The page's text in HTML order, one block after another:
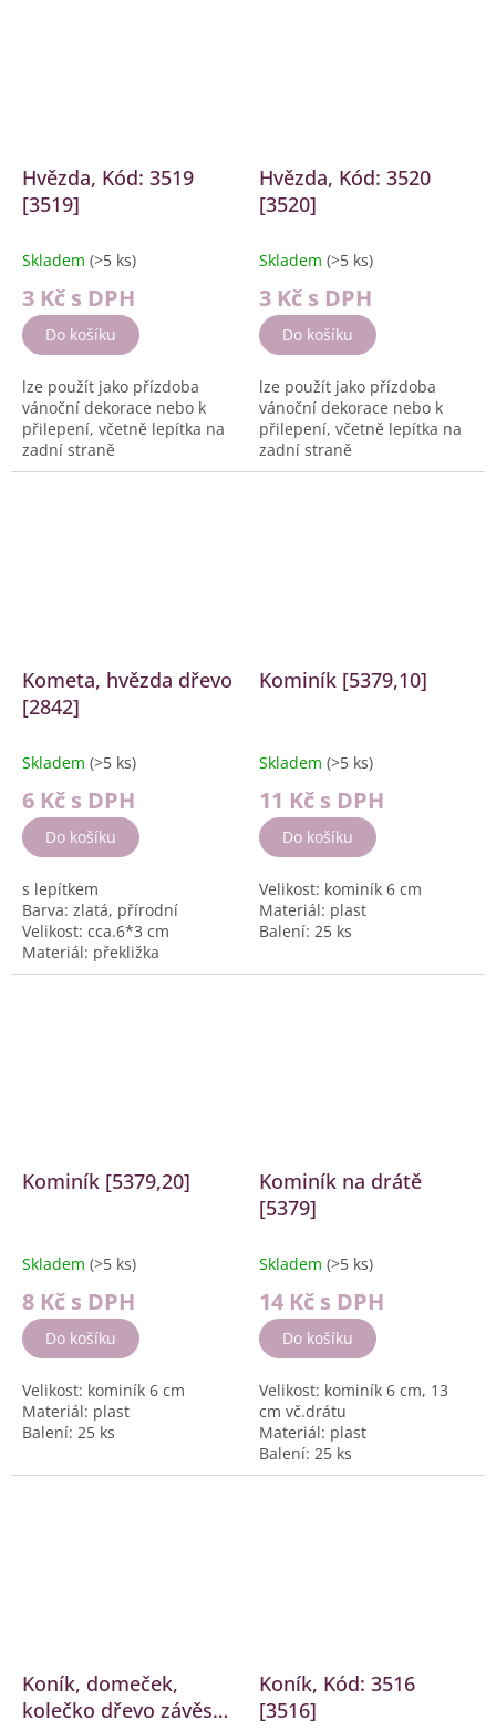
Hvězda, Kód: 3519
[3519]
Skladem (>5 ks)
3 Kč s DPH
Do košíku
lze použít jako přízdoba
vánoční dekorace nebo k
přilepení, včetně lepítka na
zadní straně
Velikost: cca. 2,5 cm
Hvězda, Kód: 3520
[3520]
Skladem (>5 ks)
3 Kč s DPH
Do košíku
lze použít jako přízdoba
vánoční dekorace nebo k
přilepení, včetně lepítka na
zadní straně
Velikost: cca. 3 cm
Kometa, hvězda dřevo
[2842]
Skladem (>5 ks)
6 Kč s DPH
Do košíku
s lepítkem
Barva: zlatá, přírodní
Velikost: cca.6*3 cm
Materiál: překližka
Balení: 24 ks
Kominík [5379,10]
Skladem (>5 ks)
11 Kč s DPH
Do košíku
Velikost: kominík 6 cm
Materiál: plast
Balení: 25 ks
Kominík [5379,20]
Skladem (>5 ks)
8 Kč s DPH
Do košíku
Velikost: kominík 6 cm
Materiál: plast
Balení: 25 ks
Kominík na drátě
[5379]
Skladem (>5 ks)
14 Kč s DPH
Do košíku
Velikost: kominík 6 cm, 13
cm vč.drátu
Materiál: plast
Balení: 25 ks
Koník, domeček,
kolečko dřevo závěs
Koník, Kód: 3516
[3516]